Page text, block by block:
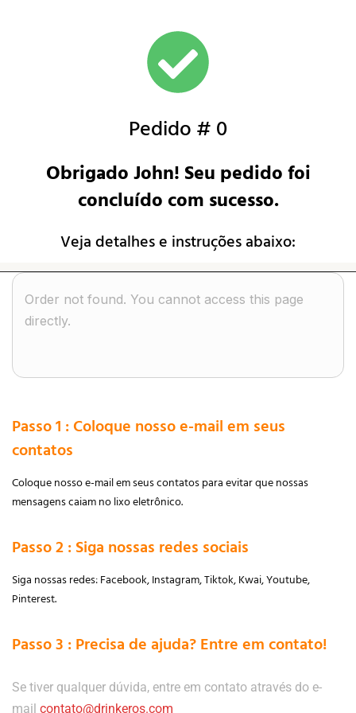
Pedido # 0
ObrigadoJohn! Seu pedido foi
concluído com sucesso.
Veja detalhes e instruções abaixo:
Passo 1 : Coloque nosso e-mail em seus
contatos
Coloque nosso e-mail em seus contatos para evitar que nossas
mensagens caiam no lixo eletrônico.
Passo 2 : Siga nossas redes sociais
Siga nossas redes: Facebook, Instagram, Tiktok, Kwai, Youtube,
Pinterest.
Passo 3 : Precisa de ajuda? Entre em contato!
Se tiver qualquer dúvida, entre em contato através do e-
mail contato@drinkeros.com​
Order not found. You cannot access this page
directly.